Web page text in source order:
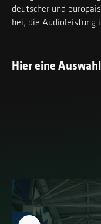
deutscher und
bei, die Audioleistung
Hier eine